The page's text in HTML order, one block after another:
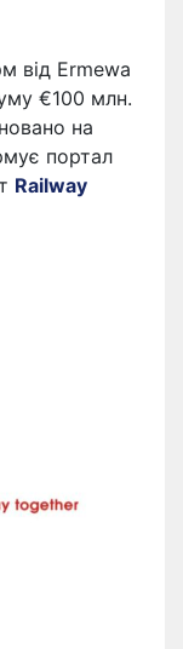
від Ermewa
€100 млн.
на
портал
Railway